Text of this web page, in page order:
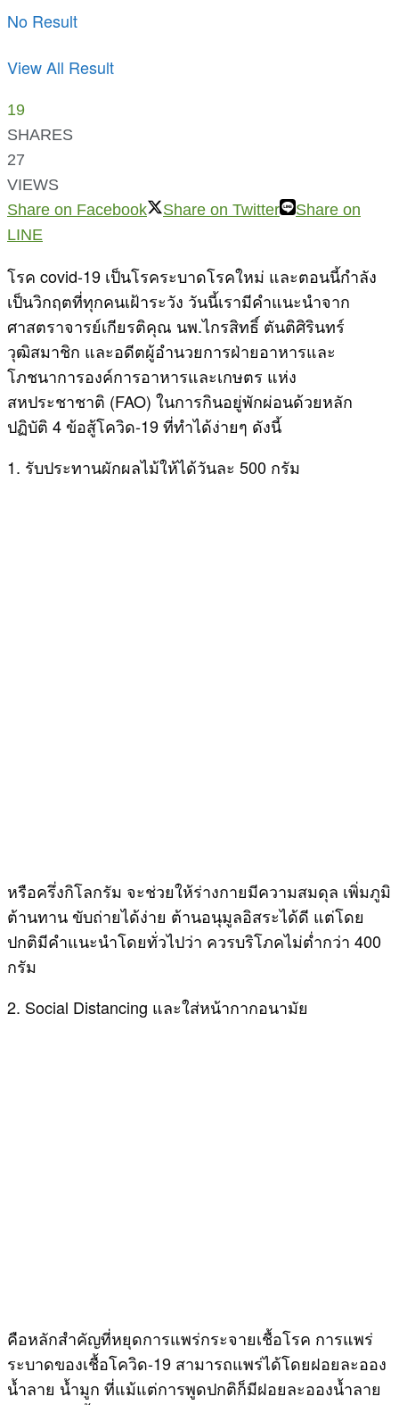
No Result
View All Result
19
SHARES
27
VIEWS
Share on Facebook
Share on Twitter
Share on
LINE
โรค covid-19 เป็นโรคระบาดโรคใหม่ และตอนนี้กำลัง
เป็นวิกฤตที่ทุกคนเฝ้าระวัง วันนี้เรามีคำแนะนำจาก
ศาสตราจารย์เกียรติคุณ นพ.ไกรสิทธิ์ ตันติศิรินทร์
วุฒิสมาชิก และอดีตผู้อำนวยการฝ่ายอาหารและ
โภชนาการองค์การอาหารและเกษตร แห่ง
สหประชาชาติ (FAO) ในการกินอยู่พักผ่อนด้วยหลัก
ปฏิบัติ 4 ข้อสู้โควิด-19 ที่ทำได้ง่ายๆ ดังนี้
1. รับประทานผักผลไม้ให้ได้วันละ 500 กรัม
หรือครึ่งกิโลกรัม จะช่วยให้ร่างกายมีความสมดุล เพิ่มภูมิ
ต้านทาน ขับถ่ายได้ง่าย ต้านอนุมูลอิสระได้ดี แต่โดย
ปกติมีคำแนะนำโดยทั่วไปว่า ควรบริโภคไม่ต่ำกว่า 400
กรัม
2. Social Distancing และใส่หน้ากากอนามัย
คือหลักสำคัญที่หยุดการแพร่กระจายเชื้อโรค การแพร่
ระบาดของเชื้อโควิด-19 สามารถแพร่ได้โดยฝอยละออง
น้ำลาย น้ำมูก ที่แม้แต่การพูดปกติก็มีฝอยละอองน้ำลาย